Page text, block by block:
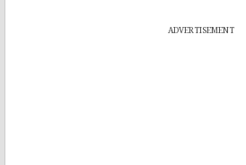
ADVERTISEMENT